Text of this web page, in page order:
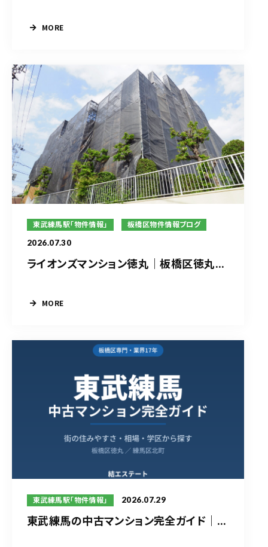
MORE
東武練馬駅「物件情報」 板橋区物件情報ブログ
2026.07.30
ライオンズマンション徳丸｜板橋区徳丸...
MORE
東武練馬駅「物件情報」 2026.07.29
東武練馬の中古マンション完全ガイド｜...